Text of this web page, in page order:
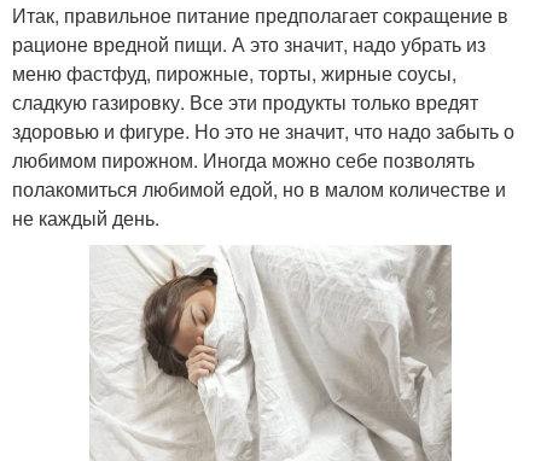
Итак, правильное питание предполагает сокращение в
рационе вредной пищи. А это значит, надо убрать из
меню фастфуд, пирожные, торты, жирные соусы,
сладкую газировку. Все эти продукты только вредят
здоровью и фигуре. Но это не значит, что надо забыть о
любимом пирожном. Иногда можно себе позволять
полакомиться любимой едой, но в малом количестве и
не каждый день.